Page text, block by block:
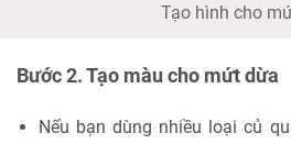
Tạo hình cho
Bước 2. Tạo màu cho mứt dừa
Nếu bạn dùng nhiều loại củ